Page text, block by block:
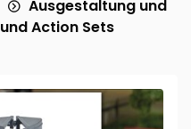
Ausgestaltung und
Action Sets